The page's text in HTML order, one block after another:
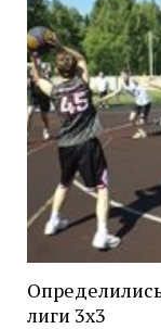
лиги 3х3